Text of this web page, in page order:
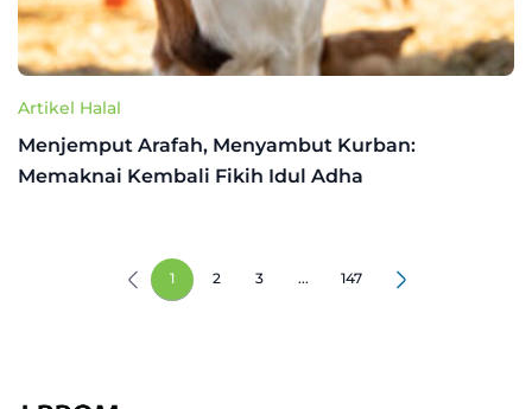
Artikel Halal
Menjemput Arafah, Menyambut Kurban:
Memaknai Kembali Fikih Idul Adha
1 2 3 ... 147